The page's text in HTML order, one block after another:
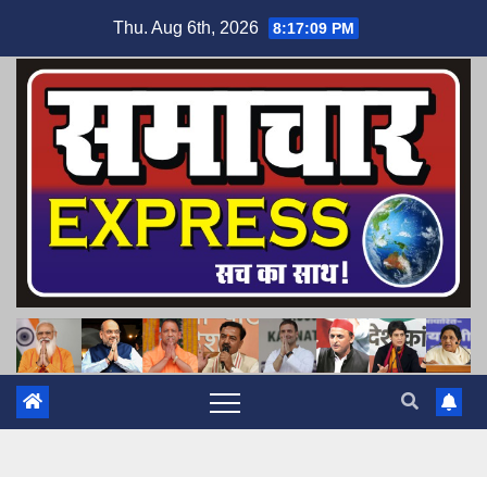
content
Thu. Aug 6th, 2026 8:17:11 PM